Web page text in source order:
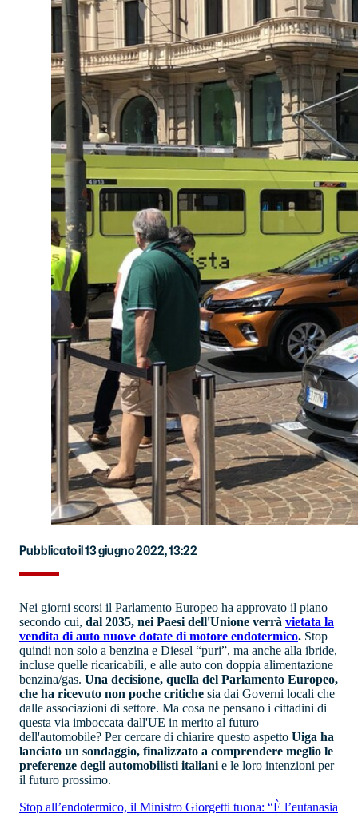
Pubblicato il 13 giugno 2022, 13:22
Nei giorni scorsi il Parlamento Europeo ha approvato il piano
secondo cui, dal 2035, nei Paesi dell'Unione verrà vietata la
vendita di auto nuove dotate di motore endotermico. Stop
quindi non solo a benzina e Diesel “puri”, ma anche alla ibride,
incluse quelle ricaricabili, e alle auto con doppia alimentazione
benzina/gas. Una decisione, quella del Parlamento Europeo,
che ha ricevuto non poche critiche sia dai Governi locali che
dalle associazioni di settore. Ma cosa ne pensano i cittadini di
questa via imboccata dall'UE in merito al futuro
dell'automobile? Per cercare di chiarire questo aspetto Uiga ha
lanciato un sondaggio, finalizzato a comprendere meglio le
preferenze degli automobilisti italiani e le loro intenzioni per
il futuro prossimo.
Stop all’endotermico, il Ministro Giorgetti tuona: “È l’eutanasia